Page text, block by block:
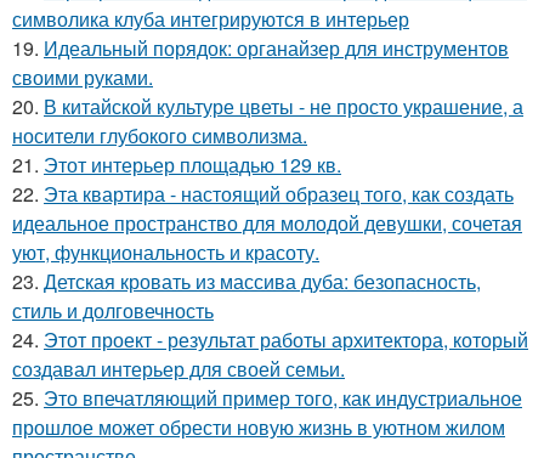
символика клуба интегрируются в интерьер
19. Идеальный порядок: органайзер для инструментов
своими руками.
20. В китайской культуре цветы - не просто украшение, а
носители глубокого символизма.
21. Этот интерьер площадью 129 кв.
22. Эта квартира - настоящий образец того, как создать
идеальное пространство для молодой девушки, сочетая
уют, функциональность и красоту.
23. Детская кровать из массива дуба: безопасность,
стиль и долговечность
24. Этот проект - результат работы архитектора, который
создавал интерьер для своей семьи.
25. Это впечатляющий пример того, как индустриальное
прошлое может обрести новую жизнь в уютном жилом